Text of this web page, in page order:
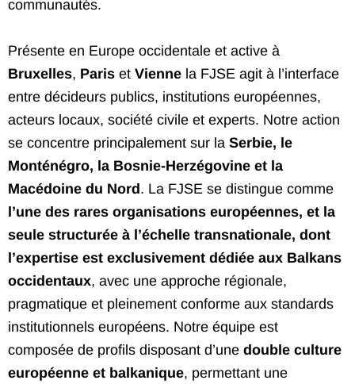
communautés.
Présente en Europe occidentale et active à
Bruxelles, Paris et Vienne la FJSE agit à l’interface
entre décideurs publics, institutions européennes,
acteurs locaux, société civile et experts. Notre action
se concentre principalement sur la Serbie, le
Monténégro, la Bosnie-Herzégovine et la
Macédoine du Nord. La FJSE se distingue comme
l’une des rares organisations européennes, et la
seule structurée à l’échelle transnationale, dont
l’expertise est exclusivement dédiée aux Balkans
occidentaux, avec une approche régionale,
pragmatique et pleinement conforme aux standards
institutionnels européens. Notre équipe est
composée de profils disposant d’une double culture
européenne et balkanique, permettant une